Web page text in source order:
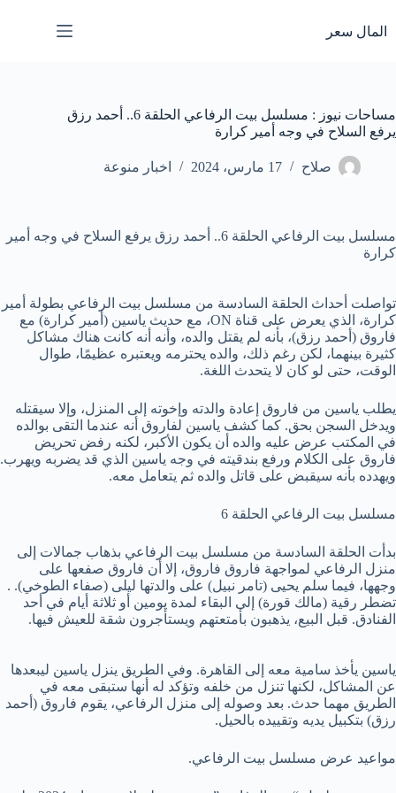
إلى
المحتوى
المال سعر
مساحات نيوز : مسلسل بيت الرفاعي الحلقة 6.. أحمد رزق
يرفع السلاح في وجه أمير كرارة
صلاح 17 مارس، 2024 اخبار منوعة
مسلسل بيت الرفاعي الحلقة 6.. أحمد رزق يرفع السلاح في وجه أمير
كرارة
تواصلت أحداث الحلقة السادسة من مسلسل بيت الرفاعي بطولة أمير
كرارة، الذي يعرض على قناة ON، مع حديث ياسين (أمير كرارة) مع
فاروق (أحمد رزق)، بأنه لم يقتل والده، وأنه أنه كانت هناك مشاكل
كثيرة بينهما، لكن رغم ذلك، والده يحترمه ويعتبره عظيمًا، طوال
الوقت، حتى لو كان لا يتحدث اللغة.
يطلب ياسين من فاروق إعادة والدته وإخوته إلى المنزل، وإلا سيقتله
ويدخل السجن بحق. كما كشف ياسين لفاروق أنه عندما التقى بوالده
في المكتب عرض عليه والده أن يكون الأكبر، لكنه رفض تحريض
فاروق على الكلام ورفع بندقيته في وجه ياسين الذي قد يضربه ويهرب.
ويهدده بأنه سيقبض على قاتل والده ثم يتعامل معه.
مسلسل بيت الرفاعي الحلقة 6
بدأت الحلقة السادسة من مسلسل بيت الرفاعي بذهاب جمالات إلى
منزل الرفاعي لمواجهة فاروق فاروق، إلا أن فاروق صفعها على
وجهها، فيما سلم يحيى (تامر نبيل) على والدتها ليلى (صفاء الطوخي). .
تضطر رقية (مالك قورة) إلى البقاء لمدة يومين أو ثلاثة أيام في أحد
الفنادق. قبل البيع، يذهبون بأمتعتهم ويستأجرون شقة للعيش فيها.
ياسين يأخذ سامية معه إلى القاهرة. وفي الطريق ينزل ياسين ليبعدها
عن المشاكل، لكنها تنزل من خلفه وتؤكد له أنها ستبقى معه في
الطريق مهما حدث. بعد وصوله إلى منزل الرفاعي، يقوم فاروق (أحمد
رزق) بتكبيل يديه وتقييده بالحيل.
مواعيد عرض مسلسل بيت الرفاعي.